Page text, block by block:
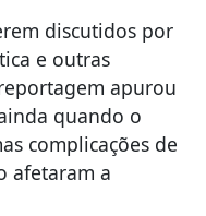
discutidos por
e outras
apurou
quando o
complicações de
afetaram a